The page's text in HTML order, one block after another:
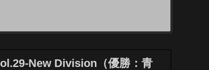
New Division（優勝：青